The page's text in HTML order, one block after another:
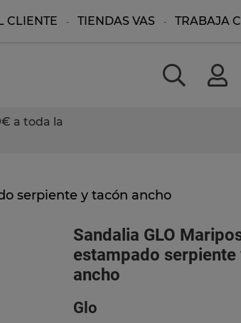
CLIENTE TIENDAS VAS TRABAJA
a toda la
serpiente y tacón ancho
Sandalia GLO
estampado serpiente
ancho
Glo